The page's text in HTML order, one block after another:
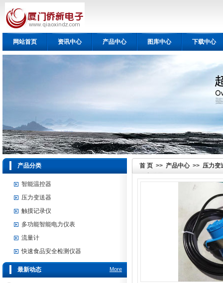
网站首页 资讯中心 产品中心 图库中心 下载中心
首 页 >> 产品中心>> 压力变
产品分类
智能温控器
压力变送器
触摸记录仪
多功能智能电力仪表
流量计
快速食品安全检测仪器
More
最新动态